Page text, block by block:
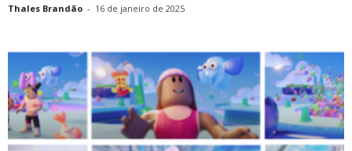
Thales Brandão - 16 de janeiro de 2025